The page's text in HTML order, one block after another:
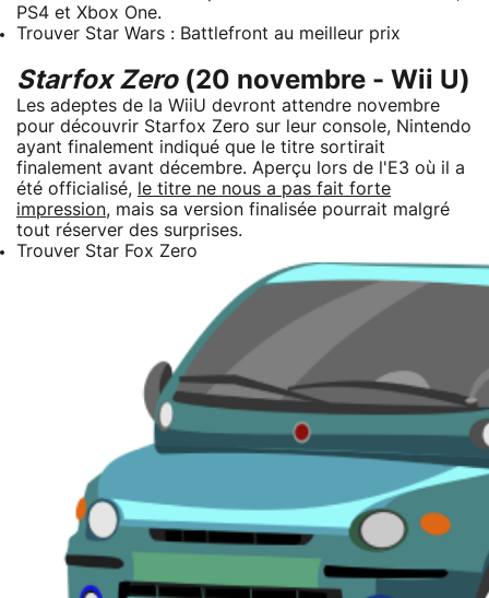
PS4 et Xbox One.
Trouver Star Wars : Battlefront au meilleur prix
Starfox Zero(20 novembre - Wii U)
Les adeptes de la WiiU devront attendre novembre
pour découvrir Starfox Zero sur leur console, Nintendo
ayant finalement indiqué que le titre sortirait
finalement avant décembre. Aperçu lors de l'E3 où il a
été officialisé, le titre ne nous a pas fait forte
impression, mais sa version finalisée pourrait malgré
tout réserver des surprises.
Trouver Star Fox Zero